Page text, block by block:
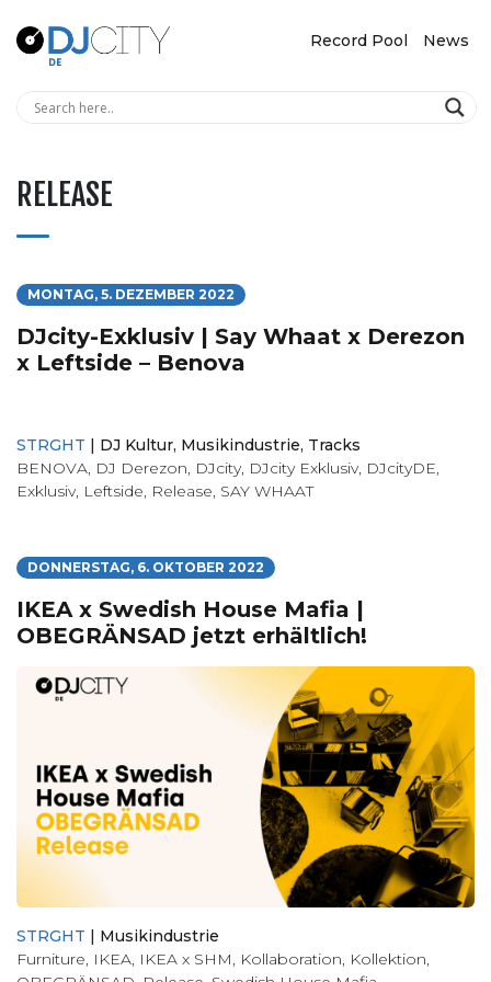
Record Pool News
RELEASE
MONTAG, 5. DEZEMBER 2022
DJcity-Exklusiv | Say Whaat x Derezon
x Leftside – Benova
STRGHT DJ Kultur, Musikindustrie, Tracks
BENOVA, DJ Derezon, DJcity, DJcity Exklusiv, DJcityDE,
Exklusiv, Leftside, Release, SAY WHAAT
DONNERSTAG, 6. OKTOBER 2022
IKEA x Swedish House Mafia |
OBEGRÄNSAD jetzt erhältlich!
STRGHT | Musikindustrie
Furniture, IKEA, IKEA x SHM, Kollaboration, Kollektion,